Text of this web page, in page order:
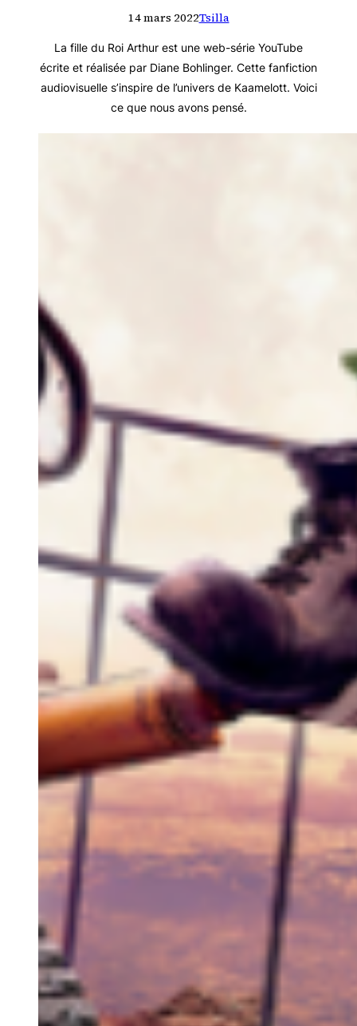
14 mars 2022Tsilla
La fille du Roi Arthur est une web-série YouTube
écrite et réalisée par Diane Bohlinger. Cette fanfiction
audiovisuelle s’inspire de l’univers de Kaamelott. Voici
ce que nous avons pensé.